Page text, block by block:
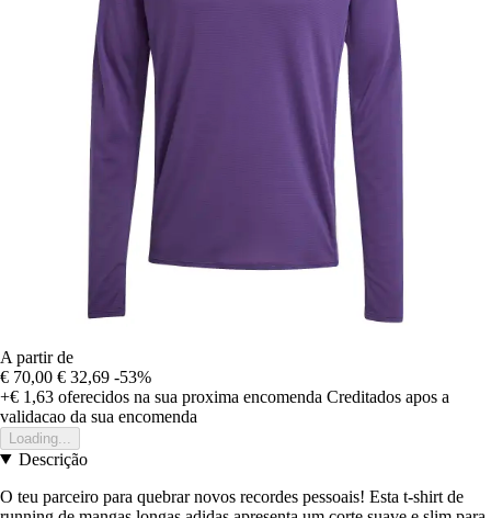
A partir de
€ 70,00 € 32,69 -53%
+€ 1,63 oferecidos na sua proxima encomenda Creditados apos a
validacao da sua encomenda
Loading...
Descrição
O teu parceiro para quebrar novos recordes pessoais! Esta t-shirt de